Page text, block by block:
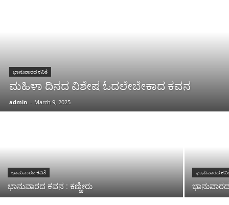
ಭಾನುವಾರದ ಕವಿತೆ
ಮಹಿಳಾ ದಿನದ ವಿಶೇಷ ಓದಲೇಬೇಕಾದ ಕವನ
admin - March 9, 2025
ಭಾನುವಾರದ ಕವಿತೆ
ಭಾನುವಾರದ ಕವನ : ಕಣ್ಣೀರು
ಭಾನುವಾರದ